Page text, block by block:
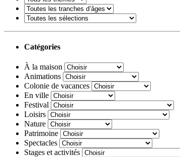
Catégories
À la maison
Animations
Colonie de vacances
En ville
Festival
Loisirs
Nature
Patrimoine
Spectacles
Stages et activités